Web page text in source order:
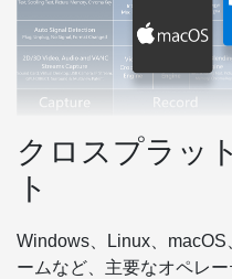
クロスプラッ
ト
Windows、Linux、macOS
ームなど、主要なオペレ